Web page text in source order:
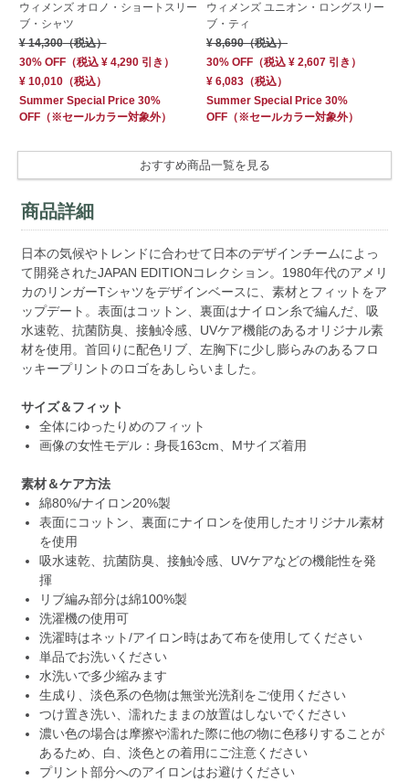
ウィメンズ オロノ・ショートスリー
ブ・シャツ
¥ 14,300（税込）
30% OFF（税込 ¥ 4,290引き）
¥ 10,010（税込）
Summer Special Price 30%
OFF（※セールカラー対象外）
ウィメンズ ユニオン・ロングスリー
ブ・ティ
¥ 8,690（税込）
30% OFF （税込 ¥ 2,607 引き）
¥ 6,083 （税込）
Summer Special Price 30%
OFF （※セールカラー対象外）
おすすめ商品一覧を見る
商品詳細
日本の気候やトレンドに合わせて日本のデザインチームによっ
て開発されたJAPAN EDITIONコレクション。1980年代のアメリ
カのリンガーTシャツをデザインベースに、素材とフィットをア
ップデート。表面はコットン、裏面はナイロン糸で編んだ、吸
水速乾、抗菌防臭、接触冷感、UVケア機能のあるオリジナル素
材を使用。首回りに配色リブ、左胸下に少し膨らみのあるフロ
ッキープリントのロゴをあしらいました。
サイズ＆フィット
全体にゆったりめのフィット
画像の女性モデル：身長163cm、Mサイズ着用
素材＆ケア方法
綿80%/ナイロン20%製
表面にコットン、裏面にナイロンを使用したオリジナル素材
を使用
吸水速乾、抗菌防臭、接触冷感、UVケアなどの機能性を発
揮
リブ編み部分は綿100%製
洗濯機の使用可
洗濯時はネット/アイロン時はあて布を使用してください
単品でお洗いください
水洗いで多少縮みます
生成り、淡色系の色物は無蛍光洗剤をご使用ください
つけ置き洗い、濡れたままの放置はしないでください
濃い色の場合は摩擦や濡れた際に他の物に色移りすることが
あるため、白、淡色との着用にご注意ください
プリント部分へのアイロンはお避けください